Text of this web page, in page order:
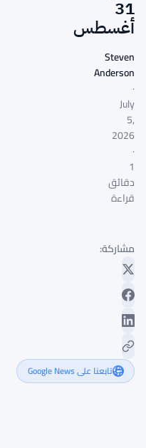
31
أغسطس
Steven
Anderson
·
July
5,
2026
·
1
دقائق
قراءة
مشاركة:
تابعنا على Google News